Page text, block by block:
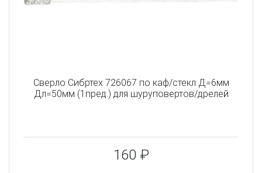
Сверло Сибртех 726067 по каф/стекл Д=6мм
Дл=50мм (1пред.) для шуруповертов/дрелей
160 ₽